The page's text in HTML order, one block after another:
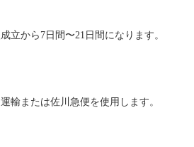
立から7日間〜21日間になります。
輸または佐川急便を使用します。